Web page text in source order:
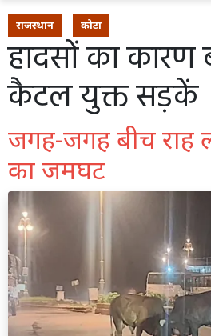
राजस्थान कोटा
हादसों का कारण
कैटल युक्त सड़कें
जगह-जगह बीच राह
का जमघट